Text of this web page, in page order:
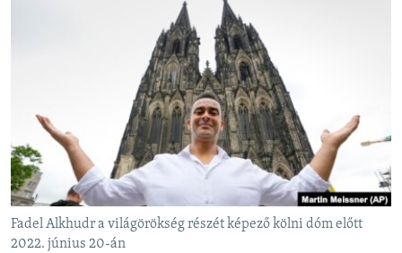
A PÉNZ NYOMÁBAN
EURÓPAI UNIÓ
VILÁG
KLÍMAVÁLTOZÁS
A MÚLT TANULSÁGAI
Fadel Alkhudr a világörökség részét képező kölni dóm előtt
2022. június 20-án